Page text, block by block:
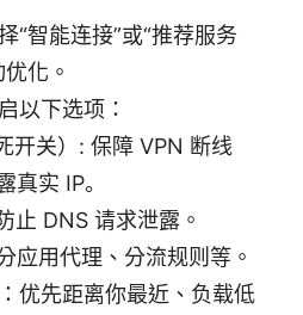
“智能连接”或“推荐服务
化。
以下选项：
开关）: 保障 VPN 断线
真实 IP。
止 DNS 请求泄露。
应用代理、分流规则等。
优先距离你最近、负载低